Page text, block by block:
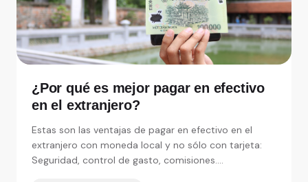
¿Por qué es mejor pagar en efectivo
en el extranjero?
Estas son las ventajas de pagar en efectivo en el
extranjero con moneda local y no sólo con tarjeta:
Seguridad, control de gasto, comisiones....